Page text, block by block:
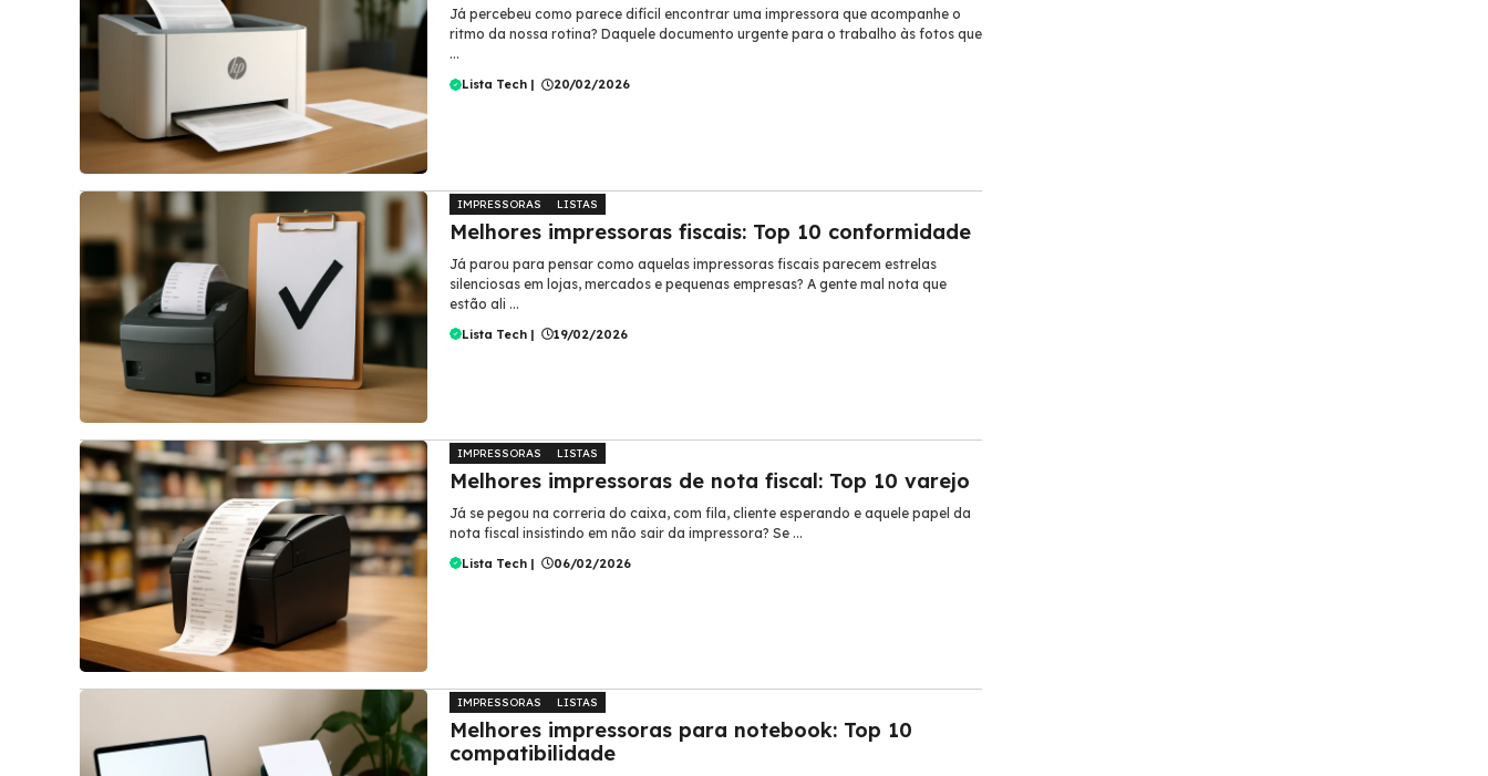
Já percebeu como parece difícil encontrar uma impressora que acompanhe o
ritmo da nossa rotina? Daquele documento urgente para o trabalho às fotos que
...
Lista Tech | 20/02/2026
IMPRESSORAS LISTAS
Melhores impressoras fiscais: Top 10 conformidade
Já parou para pensar como aquelas impressoras fiscais parecem estrelas
silenciosas em lojas, mercados e pequenas empresas? A gente mal nota que
estão ali ...
Lista Tech | 19/02/2026
IMPRESSORAS LISTAS
Melhores impressoras de nota fiscal: Top 10 varejo
Já se pegou na correria do caixa, com fila, cliente esperando e aquele papel da
nota fiscal insistindo em não sair da impressora? Se ...
Lista Tech | 06/02/2026
IMPRESSORAS LISTAS
Melhores impressoras para notebook: Top 10
compatibilidade